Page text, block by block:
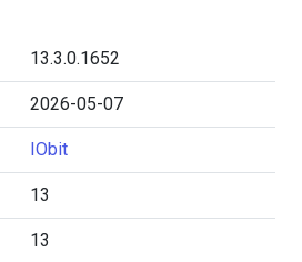
13.3.0.1652
2026-05-07
IObit
13
13